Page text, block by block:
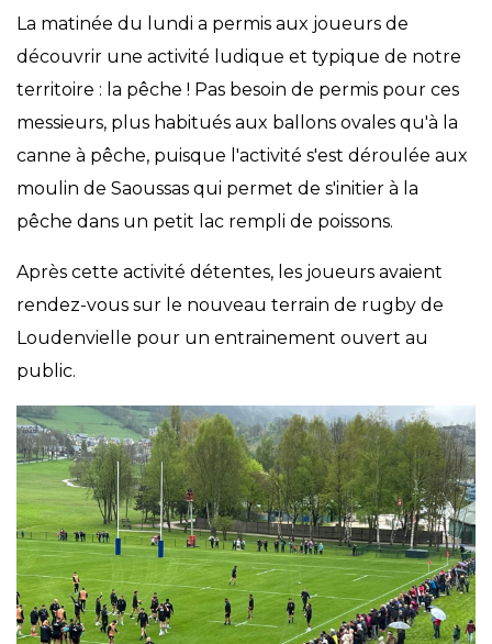
La matinée du lundi a permis aux joueurs de
découvrir une activité ludique et typique de notre
territoire : la pêche ! Pas besoin de permis pour ces
messieurs, plus habitués aux ballons ovales qu'à la
canne à pêche, puisque l'activité s'est déroulée aux
moulin de Saoussas qui permet de s'initier à la
pêche dans un petit lac rempli de poissons.
Après cette activité détentes, les joueurs avaient
rendez-vous sur le nouveau terrain de rugby de
Loudenvielle pour un entrainement ouvert au
public.